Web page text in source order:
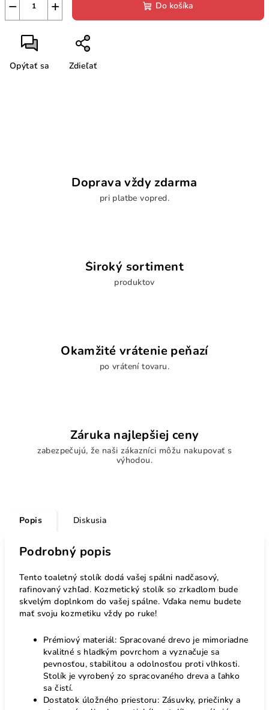
+
− Do košíka
Opýtať sa Zdieľať
Doprava vždy zdarma
pri platbe vopred.
Široký sortiment
produktov
Okamžité vrátenie peňazí
po vrátení tovaru.
Záruka najlepšiej ceny
zabezpečujú, že naši zákazníci môžu nakupovať s
výhodou.
Popis Diskusia
Podrobný popis
Tento toaletný stolík dodá vašej spálni nadčasový,
rafinovaný vzhľad. Kozmetický stolík so zrkadlom bude
skvelým doplnkom do vašej spálne. Vďaka nemu budete
mať svoju kozmetiku vždy po ruke!
Prémiový materiál: Spracované drevo je mimoriadne
kvalitné s hladkým povrchom a vyznačuje sa
pevnosťou, stabilitou a odolnosťou proti vlhkosti.
Stolík je vyrobený zo spracovaného dreva a ľahko
sa čistí.
Dostatok úložného priestoru: Zásuvky, priečinky a